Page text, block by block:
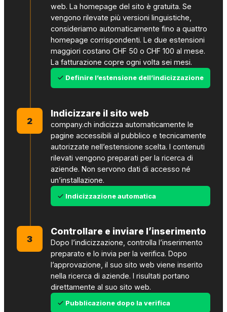
web. La homepage del sito è gratuita. Se
vengono rilevate più versioni linguistiche,
consideriamo automaticamente fino a quattro
homepage corrispondenti. Le due estensioni
maggiori costano CHF 50 o CHF 100 al mese.
La fatturazione copre ogni volta sei mesi.
Definire l’estensione dell’indicizzazione
2
Indicizzare il sito web
company.ch indicizza automaticamente le
pagine accessibili al pubblico e tecnicamente
autorizzate nell’estensione scelta. I contenuti
rilevati vengono preparati per la ricerca di
aziende. Non servono dati di accesso né
un’installazione.
Indicizzazione automatica
3
Controllare e inviare l’inserimento
Dopo l’indicizzazione, controlla l’inserimento
preparato e lo invia per la verifica. Dopo
l’approvazione, il suo sito web viene inserito
nella ricerca di aziende. I risultati portano
direttamente al suo sito web.
Pubblicazione dopo la verifica